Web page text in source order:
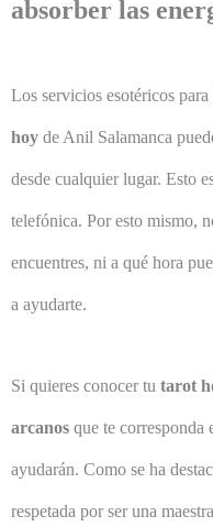
absorber las
Los servicios esotéricos
hoy de Anil Salamanca
desde cualquier lugar. Esto
telefónica. Por esto mismo,
encuentres, ni a qué hora
a ayudarte.
Si quieres conocer tu tarot
arcanos que te corresponda
ayudarán. Como se ha
respetada por ser una